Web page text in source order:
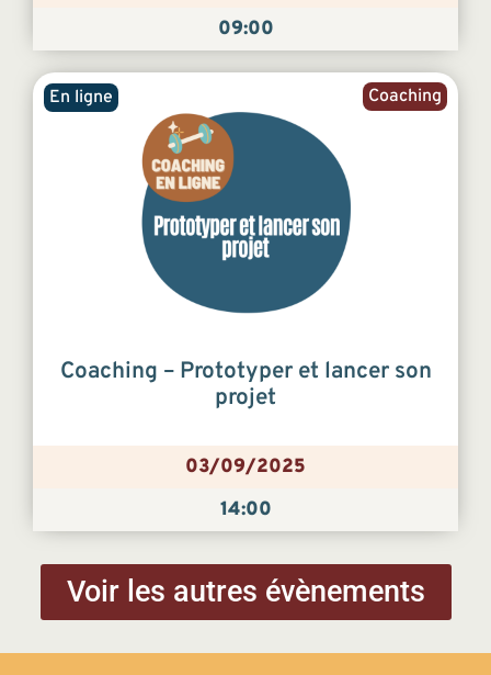
09:00
Coaching
En ligne
Coaching – Prototyper et lancer son
projet
03/09/2025
14:00
Voir les autres évènements